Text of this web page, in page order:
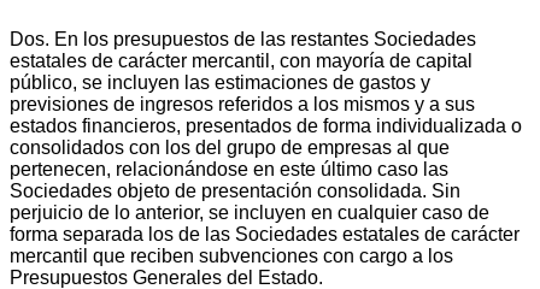
Dos. En los presupuestos de las restantes Sociedades
estatales de carácter mercantil, con mayoría de capital
público, se incluyen las estimaciones de gastos y
previsiones de ingresos referidos a los mismos y a sus
estados financieros, presentados de forma individualizada o
consolidados con los del grupo de empresas al que
pertenecen, relacionándose en este último caso las
Sociedades objeto de presentación consolidada. Sin
perjuicio de lo anterior, se incluyen en cualquier caso de
forma separada los de las Sociedades estatales de carácter
mercantil que reciben subvenciones con cargo a los
Presupuestos Generales del Estado.